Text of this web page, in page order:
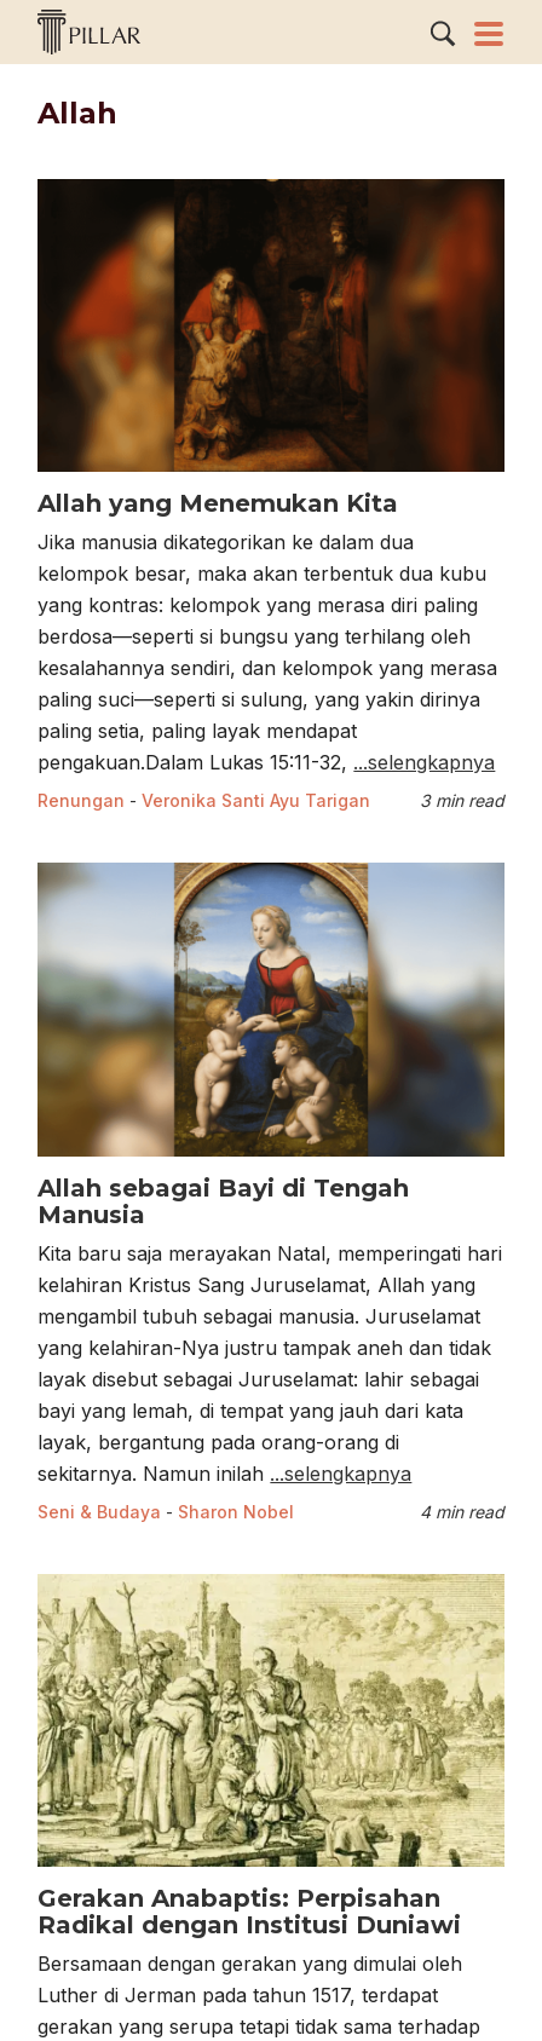
Allah
Allah yang Menemukan Kita
Jika manusia dikategorikan ke dalam dua
kelompok besar, maka akan terbentuk dua kubu
yang kontras: kelompok yang merasa diri paling
berdosa—seperti si bungsu yang terhilang oleh
kesalahannya sendiri, dan kelompok yang merasa
paling suci—seperti si sulung, yang yakin dirinya
paling setia, paling layak mendapat
pengakuan.Dalam Lukas 15:11-32, ...selengkapnya
Renungan -Veronika Santi Ayu Tarigan 3 min read
Allah sebagai Bayi di Tengah
Manusia
Kita baru saja merayakan Natal, memperingati hari
kelahiran Kristus Sang Juruselamat, Allah yang
mengambil tubuh sebagai manusia. Juruselamat
yang kelahiran-Nya justru tampak aneh dan tidak
layak disebut sebagai Juruselamat: lahir sebagai
bayi yang lemah, di tempat yang jauh dari kata
layak, bergantung pada orang-orang di
sekitarnya. Namun inilah ...selengkapnya
Seni & Budaya - Sharon Nobel 4 min read
Gerakan Anabaptis: Perpisahan
Radikal dengan Institusi Duniawi
Bersamaan dengan gerakan yang dimulai oleh
Luther di Jerman pada tahun 1517, terdapat
gerakan yang serupa tetapi tidak sama terhadap